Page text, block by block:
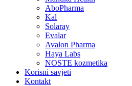
AboPharma
Kal
Solaray
Evalar
Avalon Pharma
Haya Labs
NOSTE kozmetika
Korisni savjeti
Kontakt